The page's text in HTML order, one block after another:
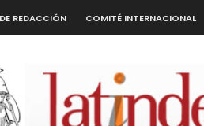
REDACCIÓN COMITÉ INTERNACIONAL